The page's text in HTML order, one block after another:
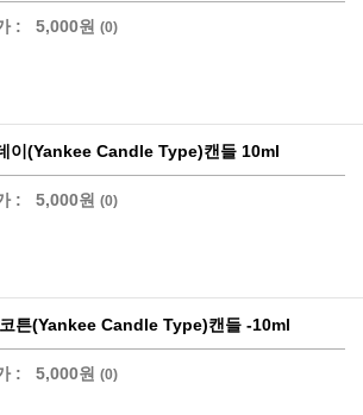
: 5,000원 (0)
이(Yankee Candle Type)캔들 10ml
: 5,000원 (0)
튼(Yankee Candle Type)캔들 -10ml
: 5,000원 (0)